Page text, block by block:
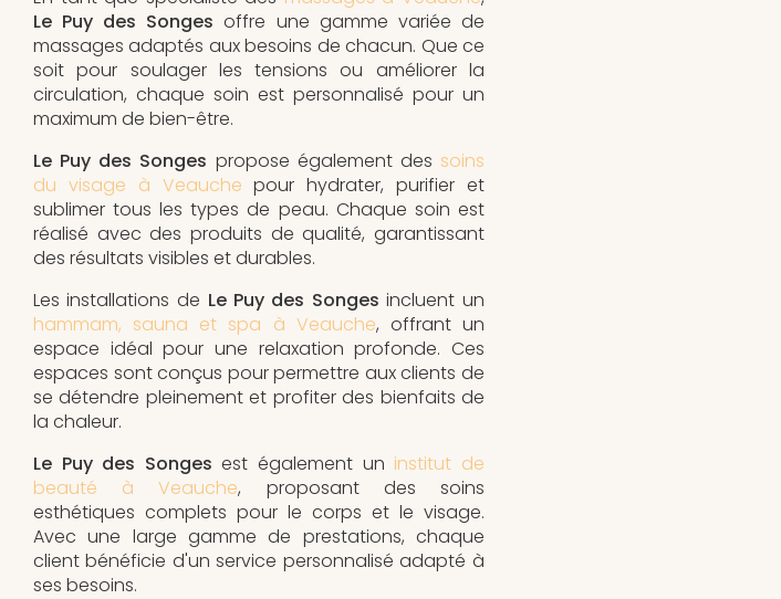
Le Puy des Songes offre une gamme variée de
massages adaptés aux besoins de chacun. Que ce
soit pour soulager les tensions ou améliorer la
circulation, chaque soin est personnalisé pour un
maximum de bien-être.
Le Puy des Songes propose également des soins
du visage à Veauche pour hydrater, purifier et
sublimer tous les types de peau. Chaque soin est
réalisé avec des produits de qualité, garantissant
des résultats visibles et durables.
Les installations de Le Puy des Songes incluent un
hammam, sauna et spa à Veauche, offrant un
espace idéal pour une relaxation profonde. Ces
espaces sont conçus pour permettre aux clients de
se détendre pleinement et profiter des bienfaits de
la chaleur.
Le Puy des Songes est également un institut de
beauté à Veauche, proposant des soins
esthétiques complets pour le corps et le visage.
Avec une large gamme de prestations, chaque
client bénéficie d'un service personnalisé adapté à
ses besoins.